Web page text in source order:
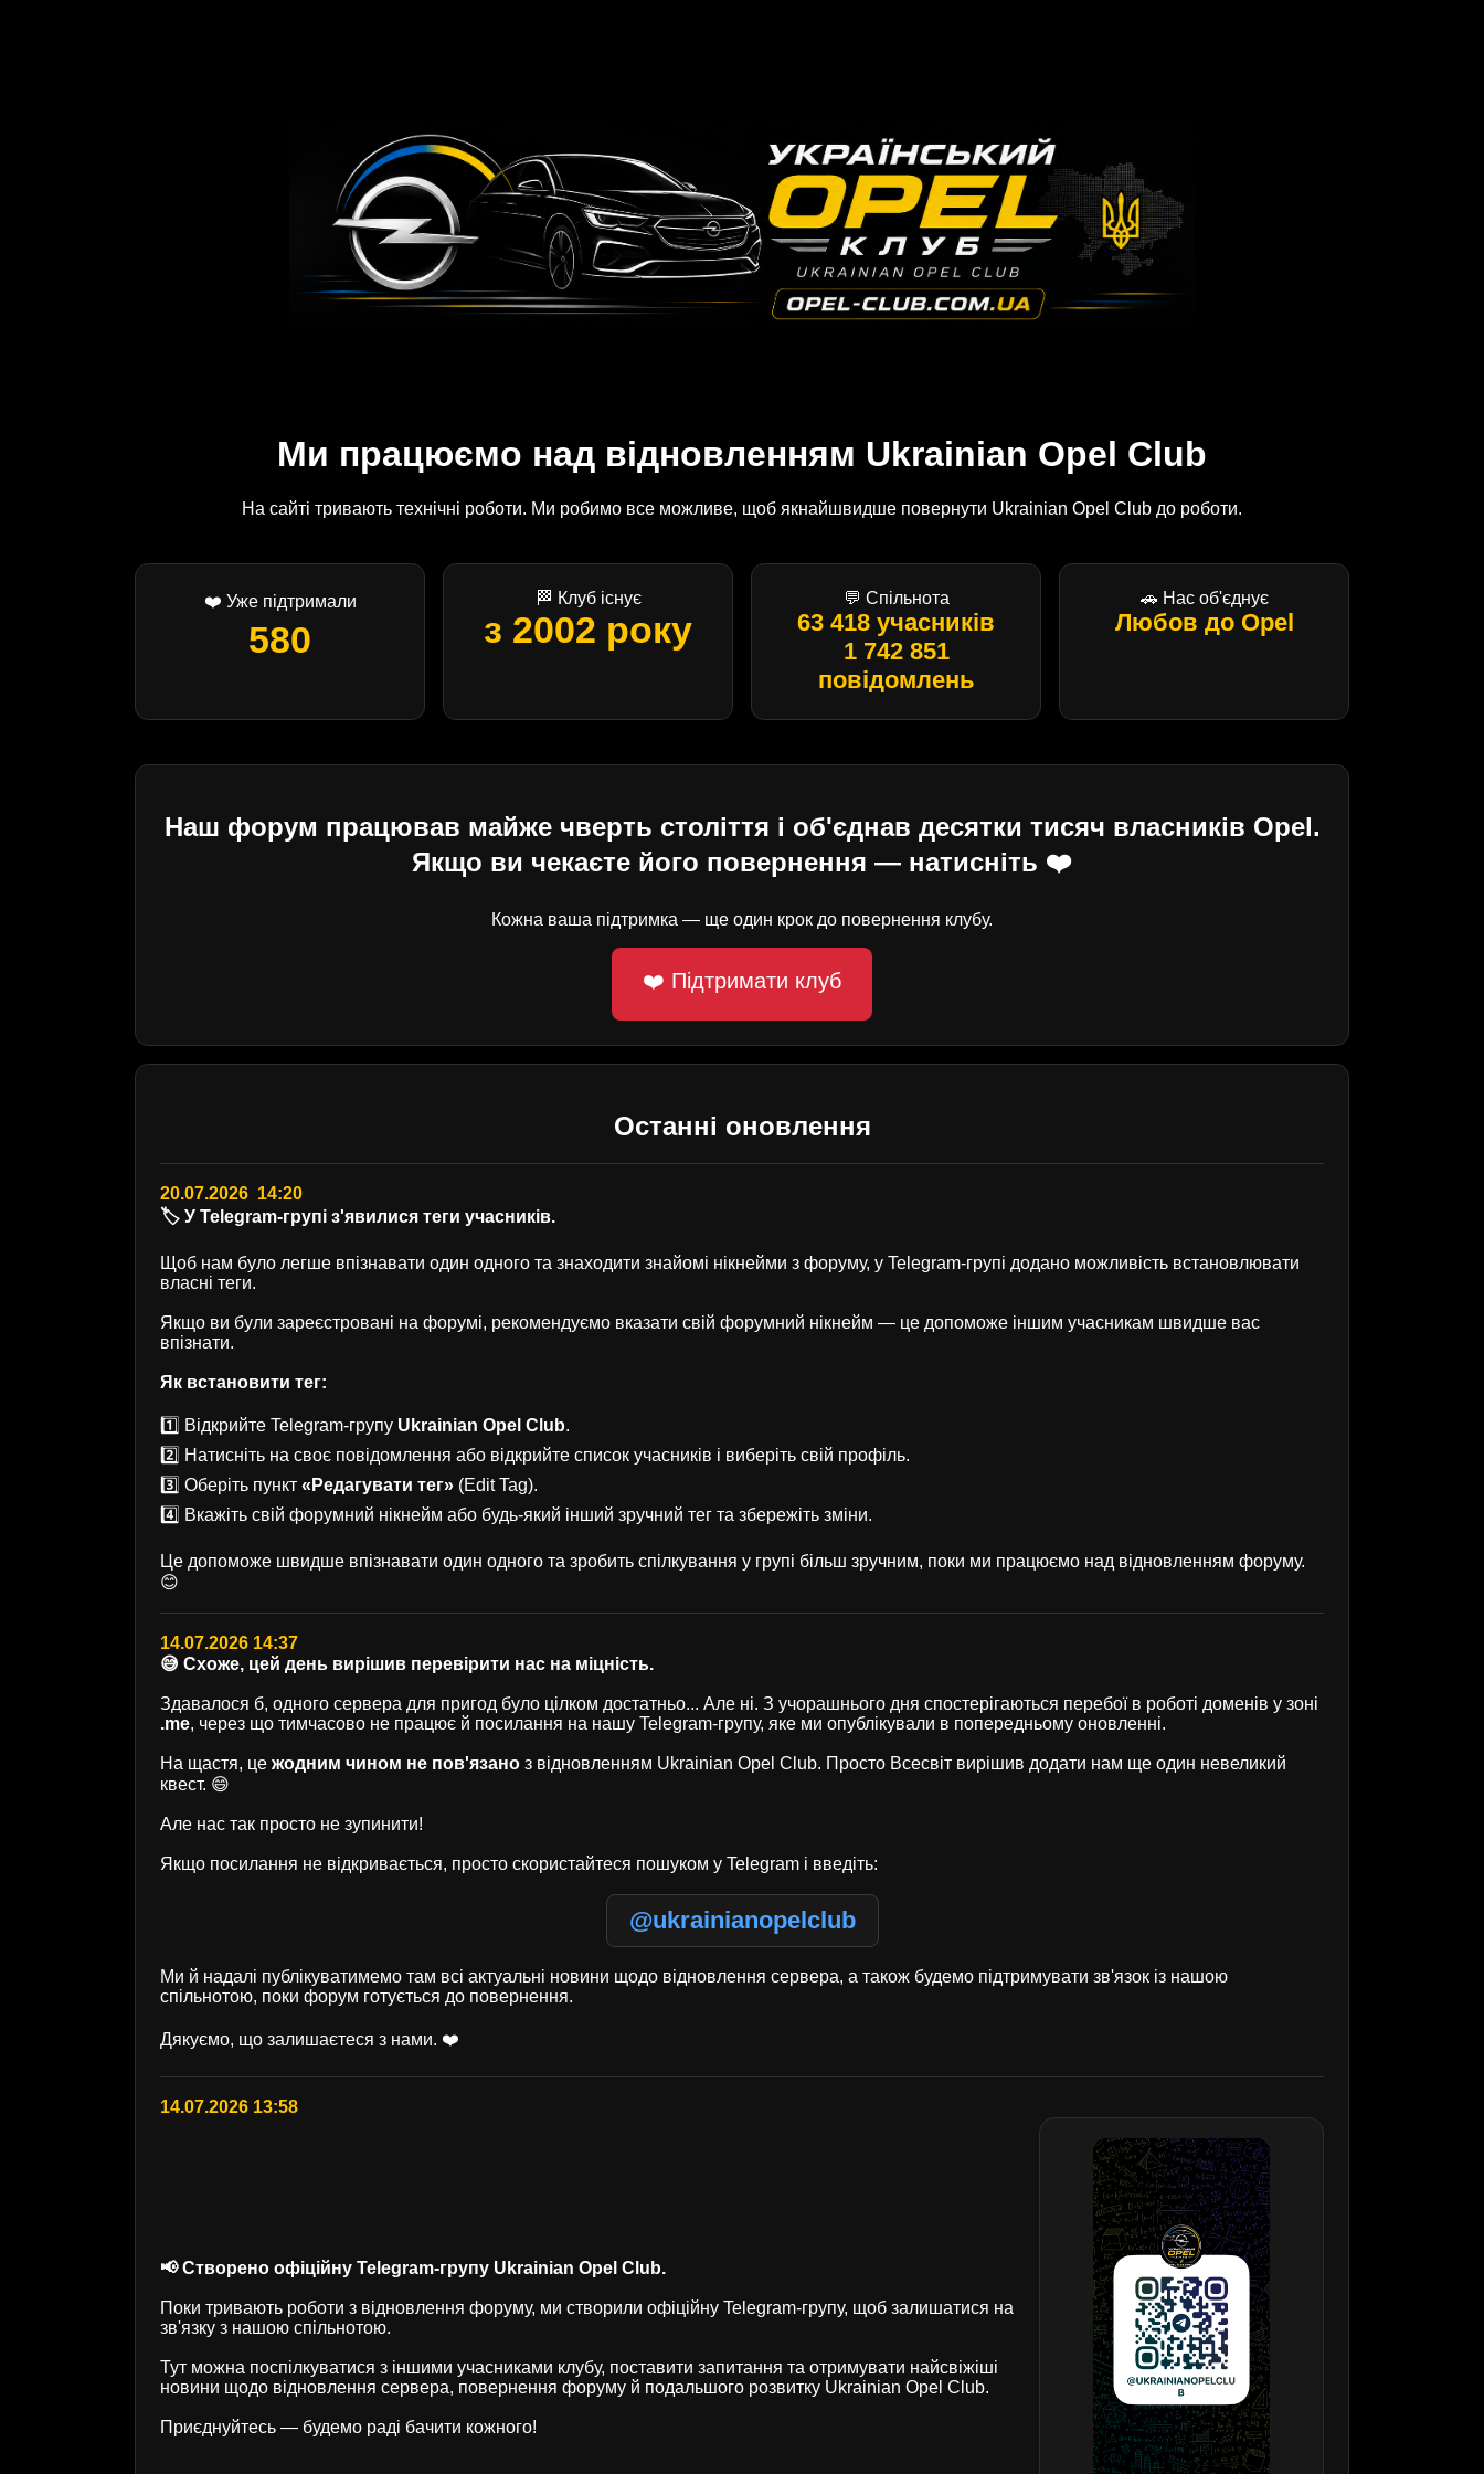
Ми працюємо над відновленням Ukrainian Opel Club
На сайті тривають технічні роботи. Ми робимо все можливе, щоб якнайшвидше повернути Ukrainian Opel Club до роботи.
❤️ Уже підтримали
580
🏁 Клуб існує
з 2002 року
💬 Спільнота
63 418 учасників
1 742 851
повідомлень
🚗 Нас об'єднує
Любов до Opel
Наш форум працював майже чверть століття і об'єднав десятки тисяч власників Opel.
Якщо ви чекаєте його повернення — натисніть ❤️
Кожна ваша підтримка — ще один крок до повернення клубу.
❤️ Підтримати клуб
Останні оновлення
20.07.2026 14:20
🏷️ У Telegram-групі з'явилися теги учасників.
Щоб нам було легше впізнавати один одного та знаходити знайомі нікнейми з форуму, у Telegram-групі додано можливість встановлювати
власні теги.
Якщо ви були зареєстровані на форумі, рекомендуємо вказати свій форумний нікнейм — це допоможе іншим учасникам швидше вас
впізнати.
Як встановити тег:
1️⃣ Відкрийте Telegram-групу Ukrainian Opel Club.
2️⃣ Натисніть на своє повідомлення або відкрийте список учасників і виберіть свій профіль.
3️⃣ Оберіть пункт «Редагувати тег» (Edit Tag).
4️⃣ Вкажіть свій форумний нікнейм або будь-який інший зручний тег та збережіть зміни.
Це допоможе швидше впізнавати один одного та зробить спілкування у групі більш зручним, поки ми працюємо над відновленням форуму.
😊
14.07.2026 14:37
😅 Схоже, цей день вирішив перевірити нас на міцність.
Здавалося б, одного сервера для пригод було цілком достатньо... Але ні. З учорашнього дня спостерігаються перебої в роботі доменів у зоні
.me, через що тимчасово не працює й посилання на нашу Telegram-групу, яке ми опублікували в попередньому оновленні.
На щастя, це жодним чином не пов'язано з відновленням Ukrainian Opel Club. Просто Всесвіт вирішив додати нам ще один невеликий
квест. 😄
Але нас так просто не зупинити!
Якщо посилання не відкривається, просто скористайтеся пошуком у Telegram і введіть:
@ukrainianopelclub
Ми й надалі публікуватимемо там всі актуальні новини щодо відновлення сервера, а також будемо підтримувати зв'язок із нашою
спільнотою, поки форум готується до повернення.
Дякуємо, що залишаєтеся з нами. ❤️
14.07.2026 13:58
📢 Створено офіційну Telegram-групу Ukrainian Opel Club.
Поки тривають роботи з відновлення форуму, ми створили офіційну Telegram-групу, щоб залишатися на
зв'язку з нашою спільнотою.
Тут можна поспілкуватися з іншими учасниками клубу, поставити запитання та отримувати найсвіжіші
новини щодо відновлення сервера, повернення форуму й подальшого розвитку Ukrainian Opel Club.
Приєднуйтесь — будемо раді бачити кожного!